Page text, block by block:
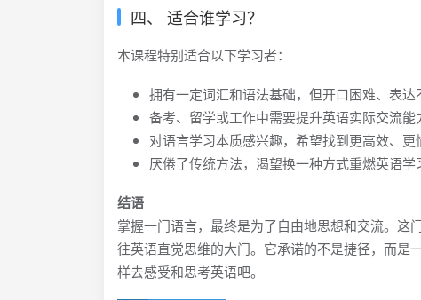
四、 适合谁学习？
本课程特别适合以下学习者：
拥有一定词汇和语法基础，但开口困难、表达
备考、留学或工作中需要提升英语实际交流能
对语言学习本质感兴趣，希望找到更高效、更
厌倦了传统方法，渴望换一种方式重燃英语学
结语
掌握一门语言，最终是为了自由地思想和交流。这
往英语直觉思维的大门。它承诺的不是捷径，而是
样去感受和思考英语吧。